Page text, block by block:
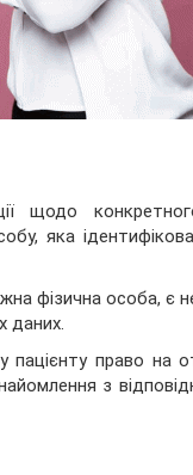
щодо
яка
фізична особа, є
даних.
право на
з